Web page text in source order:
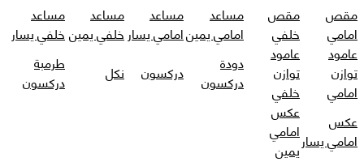
مقص
امامي
مقص
خلفي
مساعد
امامي يمين
مساعد
امامي يسار
مساعد
خلفي يمين
مساعد
خلفي يسار
عامود
توازن
امامي
عامود
توازن
خلفي
دودة
دركسون
دركسون نكل
طرمبة
دركسون
عكس
امامي يسار
عكس
امامي
يمين